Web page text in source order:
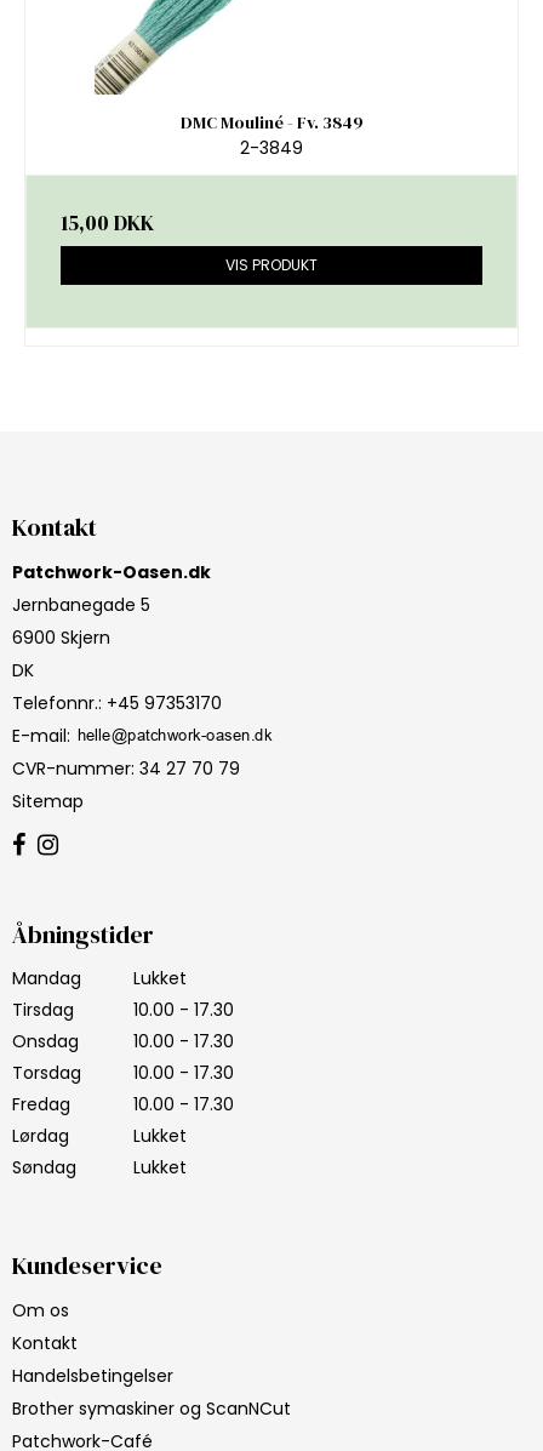
DMC Mouliné - Fv. 3849
2-3849
15,00 DKK
VIS PRODUKT
Kontakt
Patchwork-Oasen.dk
Jernbanegade 5
6900 Skjern
DK
Telefonnr.: +45 97353170
E-mail:
CVR-nummer: 34 27 70 79
Sitemap
Åbningstider
Mandag
Lukket
Tirsdag
10.00 - 17.30
Onsdag
10.00 - 17.30
Torsdag
10.00 - 17.30
Fredag
10.00 - 17.30
Lørdag
Lukket
Søndag
Lukket
Kundeservice
Om os
Kontakt
Handelsbetingelser
Brother symaskiner og ScanNCut
Patchwork-Café